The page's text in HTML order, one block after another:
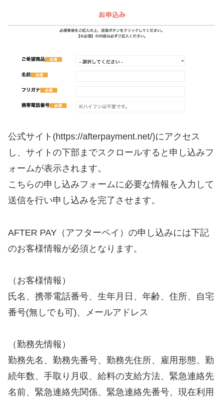
公式サイト(https://afterpayment.net/)にアクセス
し、サイトの下部までスクロールすると申し込みフ
ォームが表示されます。
こちらの申し込みフォームに必要な情報を入力して
送信を行い申し込みを完了させます。
AFTER PAY（アフターペイ）の申し込みには下記
のお客様情報が必須となります。
（お客様情報）
氏名、携帯電話番号、生年月日、年齢、住所、自宅
番号(無しでも可)、メールアドレス
（勤務先情報）
勤務先名、勤務先番号、勤務先住所、雇用形態、勤
続年数、手取り月収、給料の支給方法、緊急連絡先
名前、緊急連絡先関係、緊急連絡先番号、現在利用